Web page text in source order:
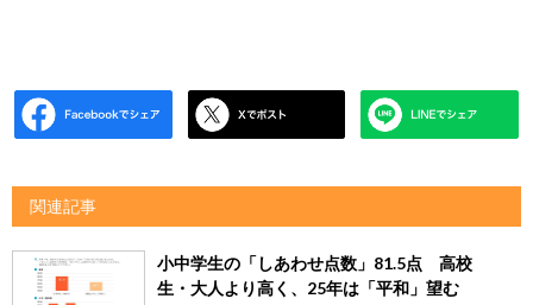
関連記事
小中学生の「しあわせ点数」81.5点 高校
生・大人より高く、25年は「平和」望む